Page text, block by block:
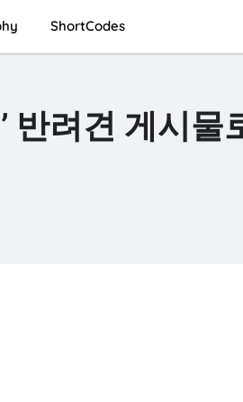
ShortCodes
반려견 게시물